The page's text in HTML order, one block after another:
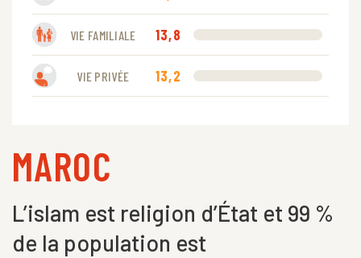
VIE FAMILIALE 13,8
VIE PRIVÉE 13,2
MAROC
L’islam est religion d’État et 99 %
de la population est